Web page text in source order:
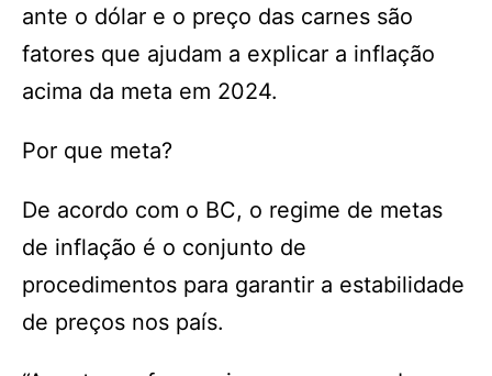
ante o dólar e o preço das carnes são
fatores que ajudam a explicar a inflação
acima da meta em 2024.
Por que meta?
De acordo com o BC, o regime de metas
de inflação é o conjunto de
procedimentos para garantir a estabilidade
de preços nos país.